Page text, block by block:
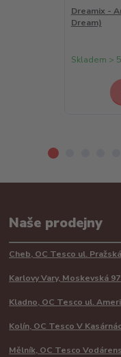
Dreamix -
Dream)
Skladem >
Naše prodejny
Cheb, OC Tesco ul.
Karlovy Vary, Moskevská
Kladno, OC Tesco ul.
Kolín, OC Tesco V
Mělník, OC Tesco